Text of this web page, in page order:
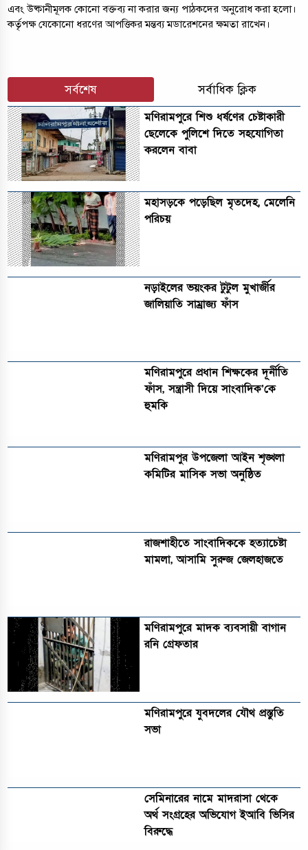
এবং উষ্কানীমূলক কোনো বক্তব্য না করার জন্য পাঠকদের অনুরোধ করা হলো।
কর্তৃপক্ষ যেকোনো ধরণের আপত্তিকর মন্তব্য মডারেশনের ক্ষমতা রাখেন।
সর্বশেষ সর্বাধিক ক্লিক
মণিরামপুরে শিশু ধর্ষণের চেষ্টাকারী
ছেলেকে পুলিশে দিতে সহযোগিতা
করলেন বাবা
মহাসড়কে পড়েছিল মৃতদেহ, মেলেনি
পরিচয়
নড়াইলের ভয়ংকর টুটুল মুখার্জীর
জালিয়াতি সাম্রাজ্য ফাঁস
মণিরামপুরে প্রধান শিক্ষকের দূর্নীতি
ফাঁস, সন্ত্রাসী দিয়ে সাংবাদিক’কে
হুমকি
মণিরামপুর উপজেলা আইন শৃঙ্খলা
কমিটির মাসিক সভা অনুষ্ঠিত‎‎
রাজশাহীতে সাংবাদিককে হত্যাচেষ্টা
মামলা, আসামি সুরুজ জেলহাজতে
মণিরামপুরে মাদক ব্যবসায়ী বাগান
রনি গ্রেফতার
মণিরামপুরে যুবদলের যৌথ প্রস্তুতি
সভা
সেমিনারের নামে মাদরাসা থেকে
অর্থ সংগ্রহের অভিযোগ ইআবি ভিসির
বিরুদ্ধে